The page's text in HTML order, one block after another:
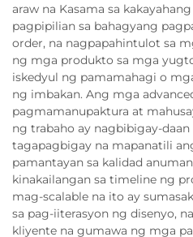
araw na Kasama sa
pagpipilian sa bahagyang
order, na nagpapahintulot sa
ng mga produkto sa mga
iskedyul ng pamamahagi o
ng imbakan. Ang mga
pagmamanupaktura at
ng trabaho ay nagbibigay-
tagapagbigay na mapanatili
pamantayan sa kalidad
kinakailangan sa timeline ng
mag-scalable na ito ay
sa pag-iiterasyon ng disenyo,
kliyente na gumawa ng mga